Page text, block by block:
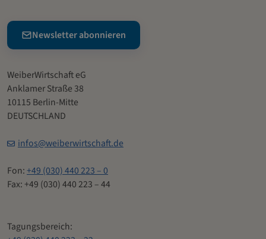
Newsletter abonnieren
WeiberWirtschaft eG
Anklamer Straße 38
10115 Berlin-Mitte
DEUTSCHLAND
infos@weiberwirtschaft.de
Fon:+49 (030) 440 223 – 0
Fax: +49 (030) 440 223 – 44
Tagungsbereich: